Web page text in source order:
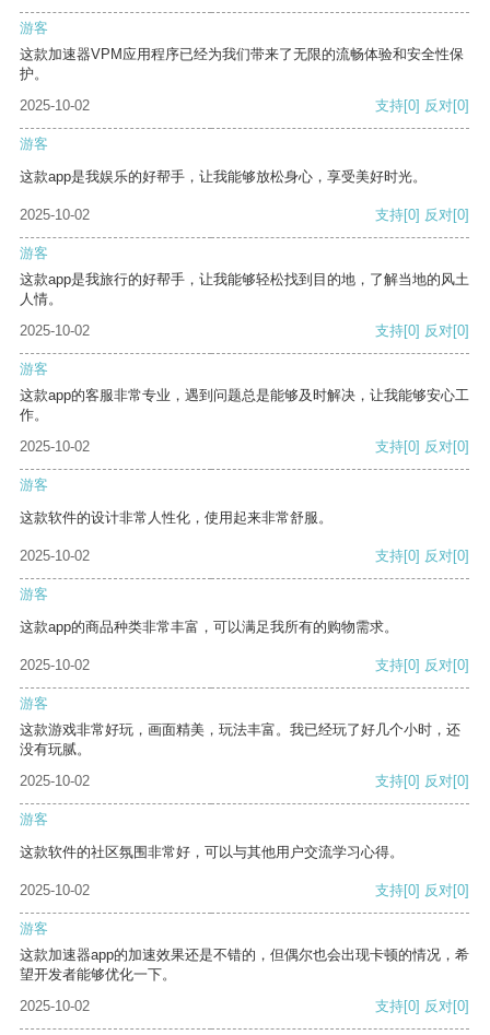
游客
这款加速器VPM应用程序已经为我们带来了无限的流畅体验和安全性保
护。
2025-10-02
支持[0] 反对[0]
游客
这款app是我娱乐的好帮手，让我能够放松身心，享受美好时光。
2025-10-02 支持[0] 反对[0]
游客
这款app是我旅行的好帮手，让我能够轻松找到目的地，了解当地的风土
人情。
2025-10-02
支持[0] 反对[0]
游客
这款app的客服非常专业，遇到问题总是能够及时解决，让我能够安心工
作。
2025-10-02
支持[0] 反对[0]
游客
这款软件的设计非常人性化，使用起来非常舒服。
2025-10-02 支持[0] 反对[0]
游客
这款app的商品种类非常丰富，可以满足我所有的购物需求。
2025-10-02 支持[0] 反对[0]
游客
这款游戏非常好玩，画面精美，玩法丰富。我已经玩了好几个小时，还
没有玩腻。
2025-10-02
支持[0] 反对[0]
游客
这款软件的社区氛围非常好，可以与其他用户交流学习心得。
2025-10-02 支持[0] 反对[0]
游客
这款加速器app的加速效果还是不错的，但偶尔也会出现卡顿的情况，希
望开发者能够优化一下。
2025-10-02
支持[0] 反对[0]